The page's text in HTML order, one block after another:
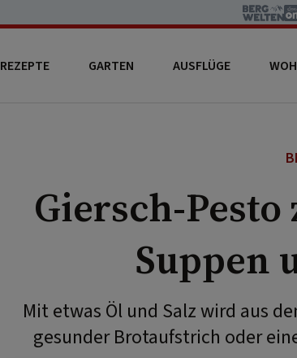
REZEPTE GARTEN AUSFLÜGE
Giersch-
Suppen
Mit etwas Öl und Salz wird aus
gesunder Brotaufstrich oder